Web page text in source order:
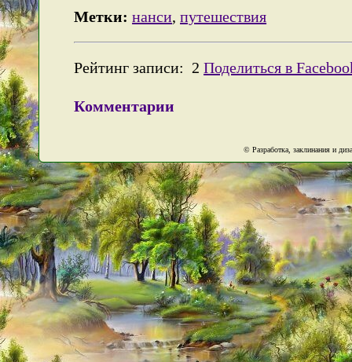
Метки: нанси,путешествия
Рейтинг записи: 2 Поделиться в
Комментарии
© Разработка, заклинания и